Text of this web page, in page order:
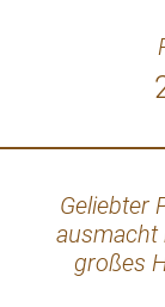
Geliebter
ausmacht
großes
Humor,